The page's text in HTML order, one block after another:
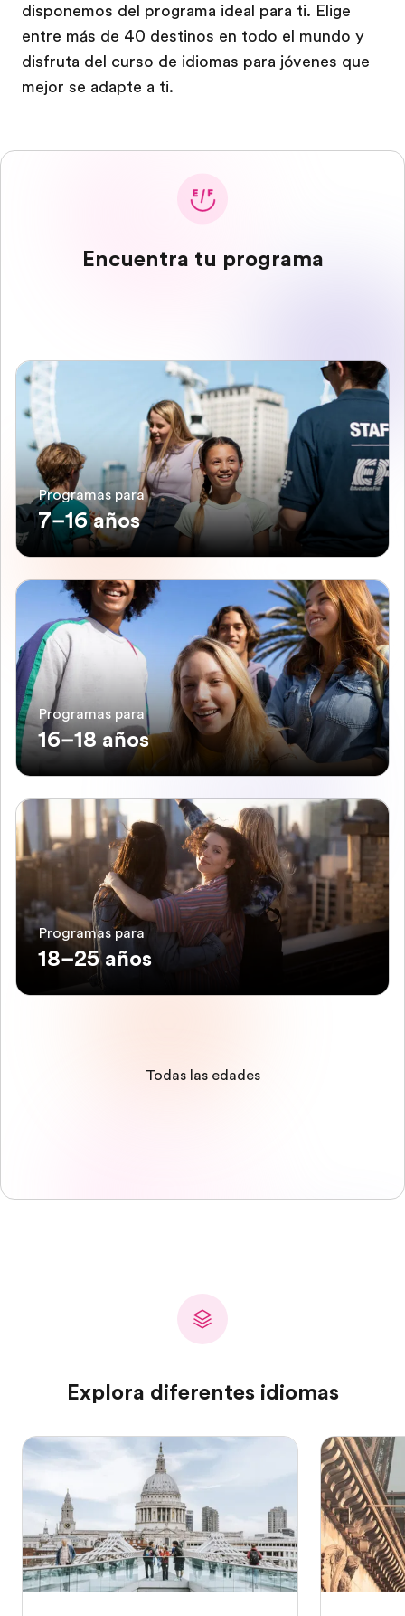
disponemos del programa ideal para ti. Elige
entre más de 40 destinos en todo el mundo y
disfruta del curso de idiomas para jóvenes que
mejor se adapte a ti.
Encuentra tu programa
Programas para
7–16 años
Programas para
16–18 años
Programas para
18–25 años
Todas las edades
Explora diferentes idiomas